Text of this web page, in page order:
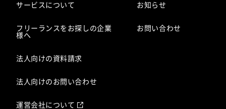
サービスについて
フリーランスをお探しの企業
様へ
法人向けの資料請求
法人向けのお問い合わせ
お知らせ
お問い合わせ
運営会社について